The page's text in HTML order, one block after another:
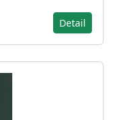
Detail